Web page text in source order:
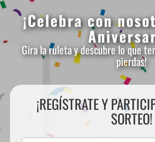
¡Celebra con
Gira la ruleta y descubre lo que
pierdas!
¡REGÍSTRATE Y
SORTEO!